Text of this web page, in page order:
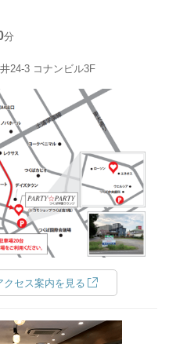
分
24-3 コナンビル3F
クセス案内を見る